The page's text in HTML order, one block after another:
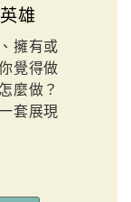
雄
擁有或
覺得做
麼做？
套展現